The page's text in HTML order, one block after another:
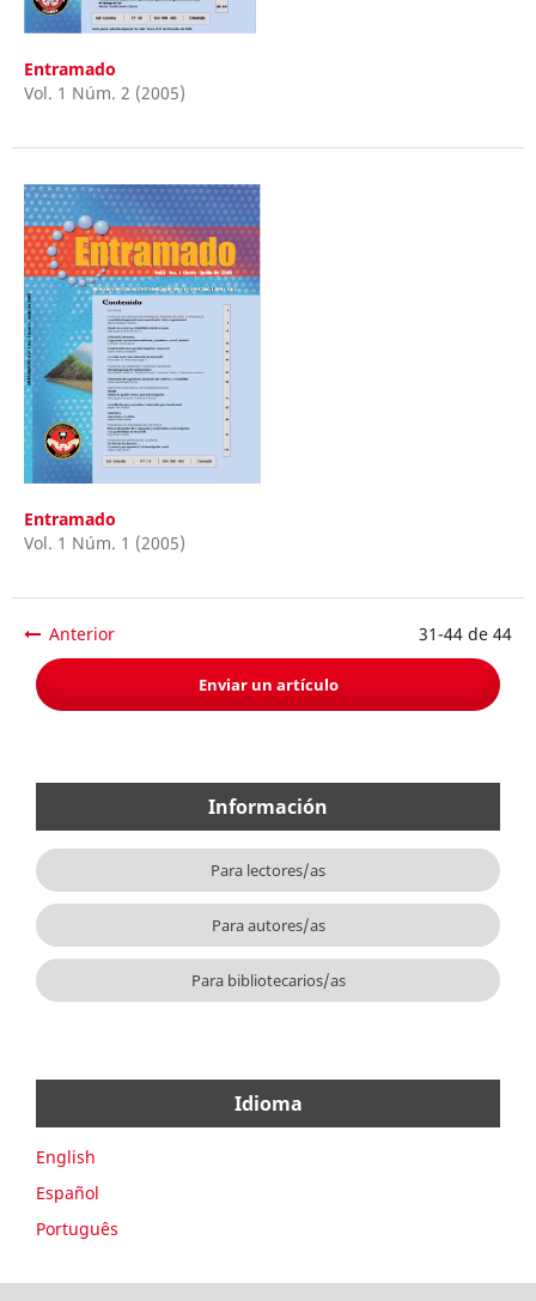
Entramado
Vol. 1 Núm. 2 (2005)
Entramado
Vol. 1 Núm. 1 (2005)
Anterior 31-44 de 44
Enviar un artículo
Información
Para lectores/as
Para autores/as
Para bibliotecarios/as
Idioma
English
Español
Português